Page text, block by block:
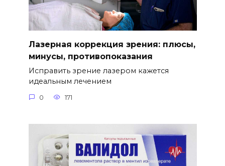
Лазерная коррекция зрения: плюсы,
минусы, противопоказания
Исправить зрение лазером кажется
идеальным лечением
0 171